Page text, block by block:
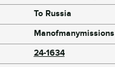
To Russia
Manofmanymissions
24-1634